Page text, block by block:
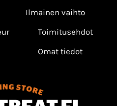
Ilmainen vaihto
Toimitusehdot
Omat tiedot